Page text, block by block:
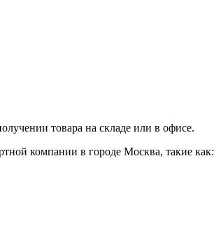
товара на складе или в офисе.
компании в городе Москва, такие как: